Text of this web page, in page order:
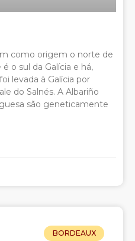
como origem o norte de
o sul da Galícia e há,
levada à Galícia por
do Salnés. A Albariño
são geneticamente
BORDEAUX